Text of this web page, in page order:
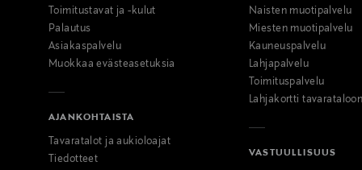
Toimitustavat ja -kulut
Palautus
Asiakaspalvelu
Muokkaa evästeasetuksia
AJANKOHTAISTA
Tavaratalot ja aukioloajat
Tiedotteet
Naisten muotipalvelu
Miesten muotipalvelu
Kauneuspalvelu
Lahjapalvelu
Toimituspalvelu
Lahjakortti
VASTUULLISUUS